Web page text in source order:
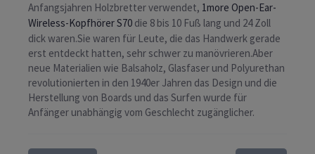
Anfangsjahren Holzbretter verwendet, 1more Open-Ear-
Wireless-Kopfhörer S70 die 8 bis 10 Fuß lang und 24 Zoll
dick waren.Sie waren für Leute, die das Handwerk gerade
erst entdeckt hatten, sehr schwer zu manövrieren.Aber
neue Materialien wie Balsaholz, Glasfaser und Polyurethan
revolutionierten in den 1940er Jahren das Design und die
Herstellung von Boards und das Surfen wurde für
Anfänger unabhängig vom Geschlecht zugänglicher.